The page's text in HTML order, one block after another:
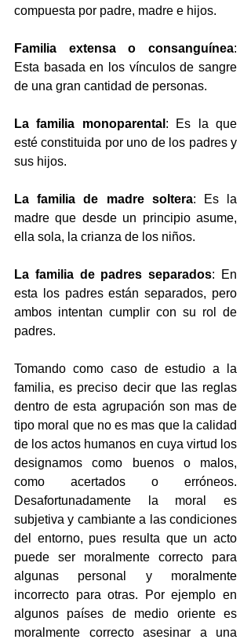
compuesta por padre, madre e hijos.
Familia extensa o consanguínea:
Esta basada en los vínculos de sangre
de una gran cantidad de personas.
La familia monoparental : Es la que
esté constituida por uno de los padres y
sus hijos.
La familia de madre soltera: Es la
madre que desde un principio asume,
ella sola, la crianza de los niños.
La familia de padres separados: En
esta los padres están separados, pero
ambos intentan cumplir con su rol de
padres.
Tomando como caso de estudio a la
familia, es preciso decir que las reglas
dentro de esta agrupación son mas de
tipo moral que no es mas que la calidad
de los actos humanos en cuya virtud los
designamos como buenos o malos,
como acertados o erróneos.
Desafortunadamente la moral es
subjetiva y cambiante a las condiciones
del entorno, pues resulta que un acto
puede ser moralmente correcto para
algunas personal y moralmente
incorrecto para otras. Por ejemplo en
algunos países de medio oriente es
moralmente correcto asesinar a una